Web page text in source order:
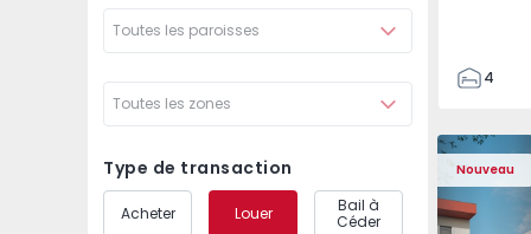
Toutes les paroisses
Toutes les zones
Type de transaction
Acheter Louer
Bail à
Céder
4
135
193
240
Nouveau
Maison Jumelée T4
Maison